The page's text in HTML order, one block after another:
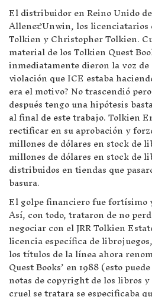
El distribuidor en Reino Unido
Allen&Unwin, los licenciatarios
Tolkien y Christopher Tolkien.
material de los Tolkien Quest
inmediatamente dieron la voz
violación que ICE estaba
era el motivo? No trascendió
después tengo una hipótesis
al final de este trabajo. Tolkien
rectificar en su aprobación y
millones de dólares en stock de
millones de dólares en stock de
distribuidos en tiendas que
basura.
El golpe financiero fue fortísimo
Así, con todo, trataron de no
negociar con el JRR Tolkien
licencia específica de
los títulos de la línea ahora
Quest Books’ en 1988 (esto
notas de copyright de los libros